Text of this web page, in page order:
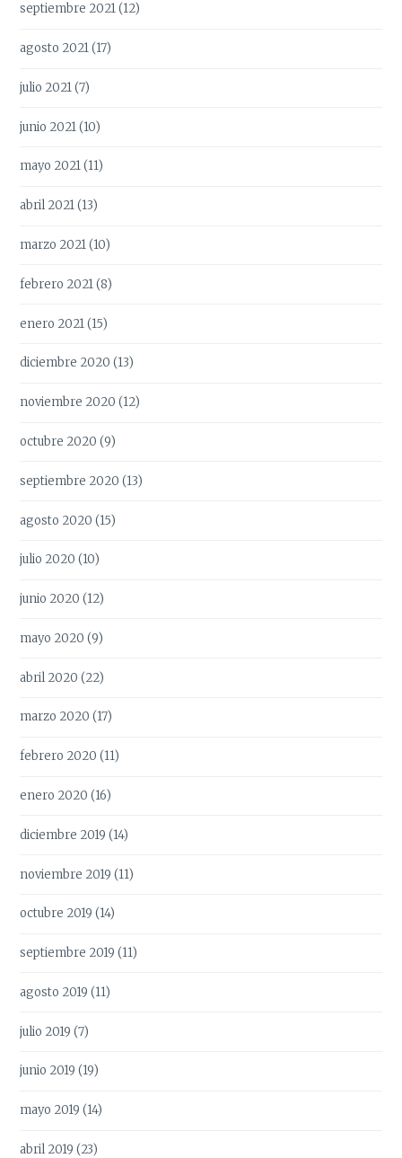
septiembre 2021(12)
agosto 2021(17)
julio 2021(7)
junio 2021(10)
mayo 2021(11)
abril 2021(13)
marzo 2021(10)
febrero 2021(8)
enero 2021(15)
diciembre 2020 (13)
noviembre 2020 (12)
octubre 2020 (9)
septiembre 2020 (13)
agosto 2020 (15)
julio 2020 (10)
junio 2020 (12)
mayo 2020 (9)
abril 2020 (22)
marzo 2020 (17)
febrero 2020 (11)
enero 2020 (16)
diciembre 2019 (14)
noviembre 2019 (11)
octubre 2019 (14)
septiembre 2019 (11)
agosto 2019 (11)
julio 2019 (7)
junio 2019 (19)
mayo 2019 (14)
abril 2019 (23)